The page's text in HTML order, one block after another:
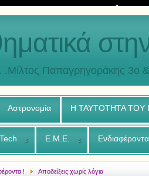
.Μίλτος Παπαγρηγοράκης 3o
Αστρονομία Η ΤΑΥΤΟΤΗΤΑ ΤΟΥ
Ε.Μ.Ε.
! Αποδείξεις χωρίς λόγια